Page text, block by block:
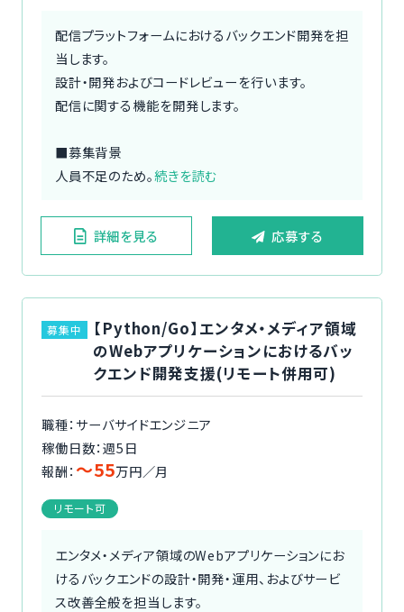
配信プラットフォームにおけるバックエンド開発を担
当します。
設計・開発およびコードレビューを行います。
配信に関する機能を開発します。
■募集背景
人員不足のため。続きを読む
詳細を見る 応募する
募集中
【Python/Go】エンタメ・メディア領域
のWebアプリケーションにおけるバッ
クエンド開発支援(リモート併用可)
職種：サーバサイドエンジニア
稼働日数：週5日
報酬： 〜55万円／月
リモート可
エンタメ・メディア領域のWebアプリケーションにお
けるバックエンドの設計・開発・運用、およびサービ
ス改善全般を担当します。